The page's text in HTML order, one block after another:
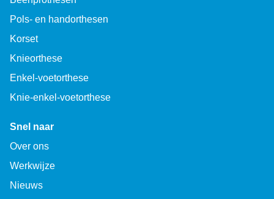
Pols- en handorthesen
Korset
Knieorthese
Enkel-voetorthese
Knie-enkel-voetorthese
Snel naar
Over ons
Werkwijze
Nieuws